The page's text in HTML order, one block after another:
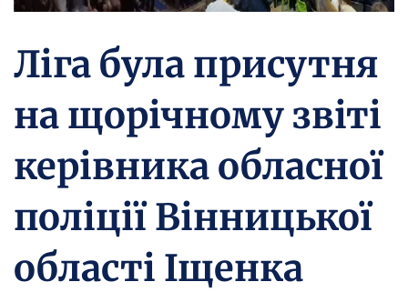
Ліга була присутня
на щорічному звіті
керівника обласної
поліції Вінницької
області Іщенка